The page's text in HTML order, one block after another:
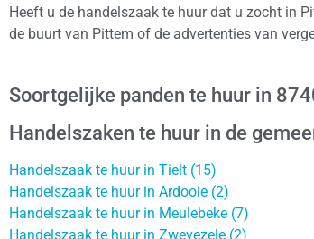
Heeft u de handelszaak te huur dat u zocht in
de buurt van Pittem of de advertenties van
Soortgelijke panden te huur in
Handelszaken te huur in de
Handelszaak te huur in Tielt (15)
Handelszaak te huur in Ardooie (2)
Handelszaak te huur in Meulebeke (7)
Handelszaak te huur in Zwevezele (2)